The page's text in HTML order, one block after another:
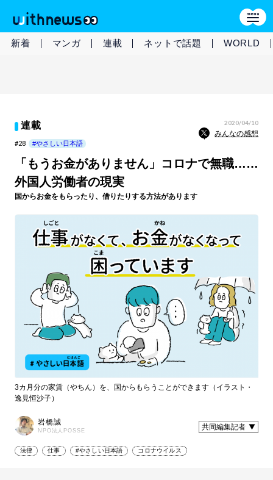
新着 マンガ 連載 ネットで話題 WORLD
連載 2020/04/10
みんなの感想
#28 #やさしい日本語
「もうお金がありません」コロナで無職……
外国人労働者の現実
国からお金をもらったり、借りたりする方法があります
3カ月分の家賃（やちん）を、国からもらうことができます（イラスト・
逸見恒沙子）
岩橋誠
NPO法人POSSE 共同編集記者
法律 仕事 #やさしい日本語 コロナウイルス